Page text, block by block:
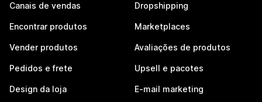
Canais de vendas
Encontrar produtos
Vender produtos
Pedidos e frete
Design da loja
Dropshipping
Marketplaces
Avaliações de produtos
Upsell e pacotes
E-mail marketing